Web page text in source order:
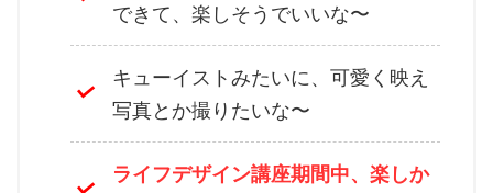
できて、楽しそうでいいな〜
キューイストみたいに、可愛く映え
写真とか撮りたいな〜
ライフデザイン講座期間中、楽しか